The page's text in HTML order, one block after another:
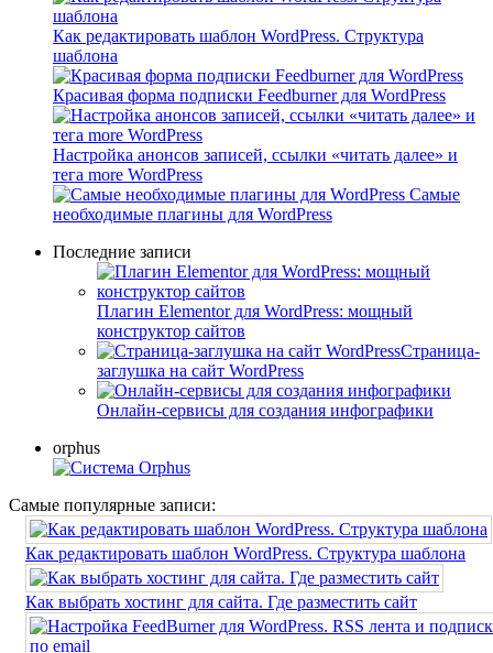
Как редактировать шаблон WordPress. Структура
шаблона
Красивая форма подписки Feedburner для WordPress
Настройка анонсов записей, ссылки «читать далее» и
тега more WordPress
Самые
необходимые плагины для WordPress
Последние записи
Плагин Elementor для WordPress: мощный
конструктор сайтов
Cтраница-
заглушка на сайт WordPress
Онлайн-сервисы для создания инфографики
orphus
Самые популярные записи:
Как редактировать шаблон WordPress. Структура шаблона
Как выбрать хостинг для сайта. Где разместить сайт